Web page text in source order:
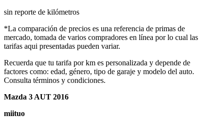
sin reporte de kilómetros
*La comparación de precios es una referencia de primas de
mercado, tomada de varios compradores en línea por lo cual las
tarifas aqui presentadas pueden variar.
Recuerda que tu tarifa por km es personalizada y depende de
factores como: edad, género, tipo de garaje y modelo del auto.
Consulta términos y condiciones.
Mazda 3 AUT 2016
miituo